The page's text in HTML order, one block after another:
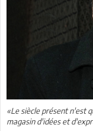
«Le siècle présent n'est
magasin d'idées et